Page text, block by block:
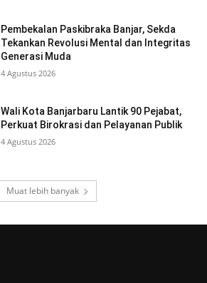
Pembekalan Paskibraka Banjar, Sekda
Tekankan Revolusi Mental dan Integritas
Generasi Muda
4 Agustus 2026
Wali Kota Banjarbaru Lantik 90 Pejabat,
Perkuat Birokrasi dan Pelayanan Publik
4 Agustus 2026
Muat lebih banyak